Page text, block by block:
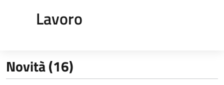
Lavoro
Novità (16)